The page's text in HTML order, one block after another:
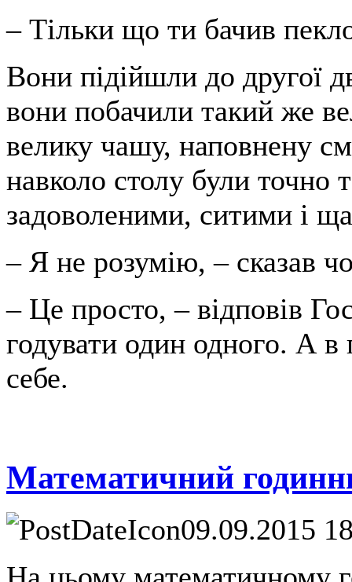
– Тільки що ти бачив
Вони підійшли до другої
вони побачили такий же
велику чашу, наповнену
навколо столу були точно
задоволеними, ситими і
– Я не розумію, – сказав
– Це просто, – відповів
годувати один одного. А
себе.
Математичний
09.09.2015